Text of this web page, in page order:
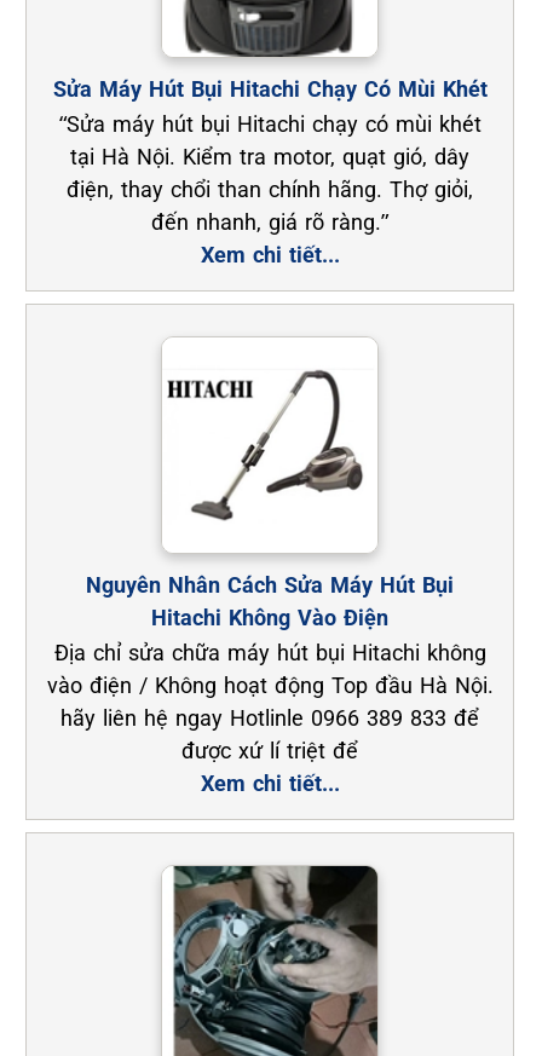
Sửa Máy Hút Bụi Hitachi Chạy Có Mùi Khét
“Sửa máy hút bụi Hitachi chạy có mùi khét
tại Hà Nội. Kiểm tra motor, quạt gió, dây
điện, thay chổi than chính hãng. Thợ giỏi,
đến nhanh, giá rõ ràng.”
Xem chi tiết...
Nguyên Nhân Cách Sửa Máy Hút Bụi
Hitachi Không Vào Điện
Địa chỉ sửa chữa máy hút bụi Hitachi không
vào điện / Không hoạt động Top đầu Hà Nội.
hãy liên hệ ngay Hotlinle 0966 389 833 để
được xứ lí triệt để
Xem chi tiết...